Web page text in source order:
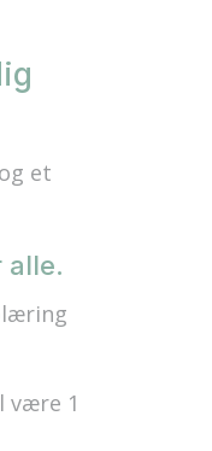
et
alle.
være 1